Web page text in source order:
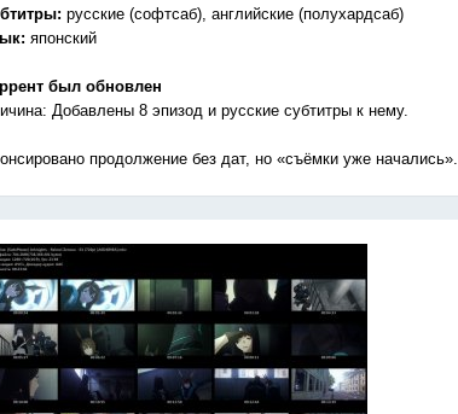
русские (софтсаб), английские (полухардсаб)
японский
был обновлен
Добавлены 8 эпизод и русские субтитры к нему.
продолжение без дат, но «съёмки уже начались».